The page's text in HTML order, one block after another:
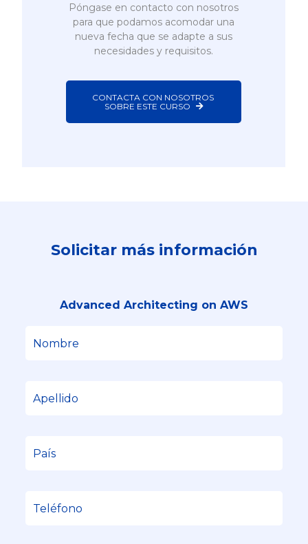
Póngase en contacto con nosotros
para que podamos acomodar una
nueva fecha que se adapte a sus
necesidades y requisitos.
CONTACTA CON NOSOTROS
SOBRE ESTE CURSO
Solicitar más información
Advanced Architecting on AWS